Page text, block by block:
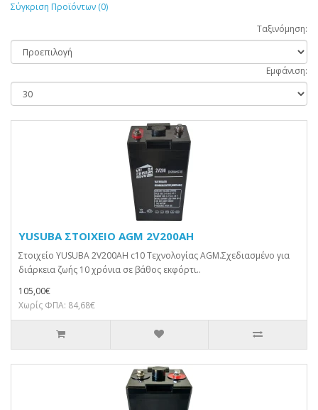
Σύγκριση Προϊόντων (0)
Ταξινόμηση:
Εμφάνιση:
YUSUBA ΣΤΟΙΧΕΙΟ AGM 2V200AH
Στοιχείο YUSUBA 2V200AH c10 Τεχνολογίας AGM.Σχεδιασμένο για
διάρκεια ζωής 10 χρόνια σε βάθος εκφόρτι..
105,00€
Χωρίς ΦΠΑ: 84,68€